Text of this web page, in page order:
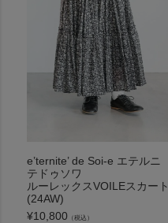
e’ternite’ de Soi-e エテルニ
テドゥソワ
ルーレックスVOILEスカート
(24AW)
¥10,800 （税込）